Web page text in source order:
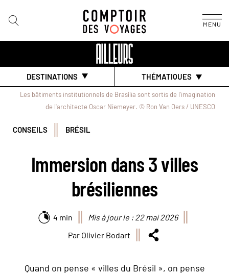
MENU
DESTINATIONS THÉMATIQUES
Les bâtiments institutionnels de Brasília sont sortis de l'imagination
de l'architecte Oscar Niemeyer. © Ron Van Oers / UNESCO
CONSEILS BRÉSIL
Immersion dans 3 villes
brésiliennes
4 min
Mis à jour le : 22 mai 2026
Par Olivier Bodart
Quand on pense « villes du Brésil », on pense